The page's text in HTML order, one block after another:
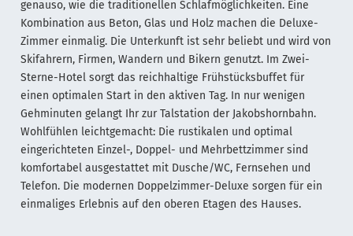
genauso, wie die traditionellen Schlafmöglichkeiten. Eine
Kombination aus Beton, Glas und Holz machen die Deluxe-
Zimmer einmalig. Die Unterkunft ist sehr beliebt und wird von
Skifahrern, Firmen, Wandern und Bikern genutzt. Im Zwei-
Sterne-Hotel sorgt das reichhaltige Frühstücksbuffet für
einen optimalen Start in den aktiven Tag. In nur wenigen
Gehminuten gelangt Ihr zur Talstation der Jakobshornbahn.
Wohlfühlen leichtgemacht: Die rustikalen und optimal
eingerichteten Einzel-, Doppel- und Mehrbettzimmer sind
komfortabel ausgestattet mit Dusche/WC, Fernsehen und
Telefon. Die modernen Doppelzimmer-Deluxe sorgen für ein
einmaliges Erlebnis auf den oberen Etagen des Hauses.